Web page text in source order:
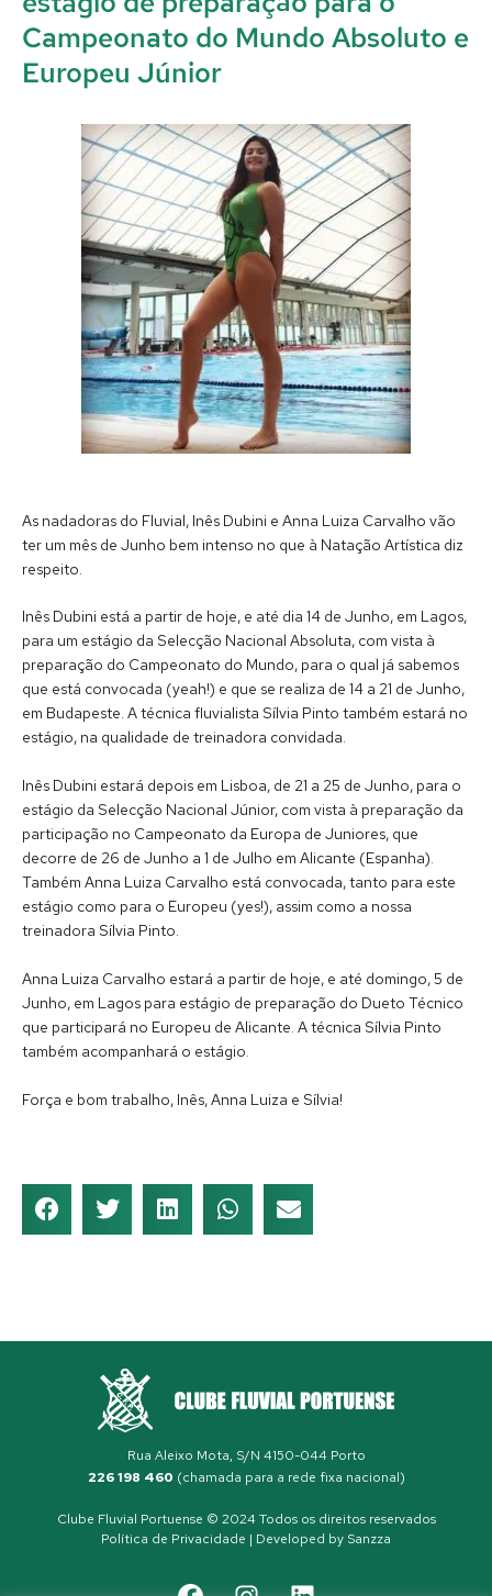
Campeonato do Mundo Absoluto e
Europeu Júnior
As nadadoras do Fluvial, Inês Dubini e Anna Luiza Carvalho vão
ter um mês de Junho bem intenso no que à Natação Artística diz
respeito.
Inês Dubini está a partir de hoje, e até dia 14 de Junho, em Lagos,
para um estágio da Selecção Nacional Absoluta, com vista à
preparação do Campeonato do Mundo, para o qual já sabemos
que está convocada (yeah!) e que se realiza de 14 a 21 de Junho,
em Budapeste. A técnica fluvialista Sílvia Pinto também estará no
estágio, na qualidade de treinadora convidada.
Inês Dubini estará depois em Lisboa, de 21 a 25 de Junho, para o
estágio da Selecção Nacional Júnior, com vista à preparação da
participação no Campeonato da Europa de Juniores, que
decorre de 26 de Junho a 1 de Julho em Alicante (Espanha).
Também Anna Luiza Carvalho está convocada, tanto para este
estágio como para o Europeu (yes!), assim como a nossa
treinadora Sílvia Pinto.
Anna Luiza Carvalho estará a partir de hoje, e até domingo, 5 de
Junho, em Lagos para estágio de preparação do Dueto Técnico
que participará no Europeu de Alicante. A técnica Sílvia Pinto
também acompanhará o estágio.
Força e bom trabalho, Inês, Anna Luiza e Sílvia!
Rua Aleixo Mota, S/N 4150-044 Porto
226 198 460 (chamada para a rede fixa nacional)
Clube Fluvial Portuense © 2024 Todos os direitos reservados
Política de Privacidade | Developed by Sanzza